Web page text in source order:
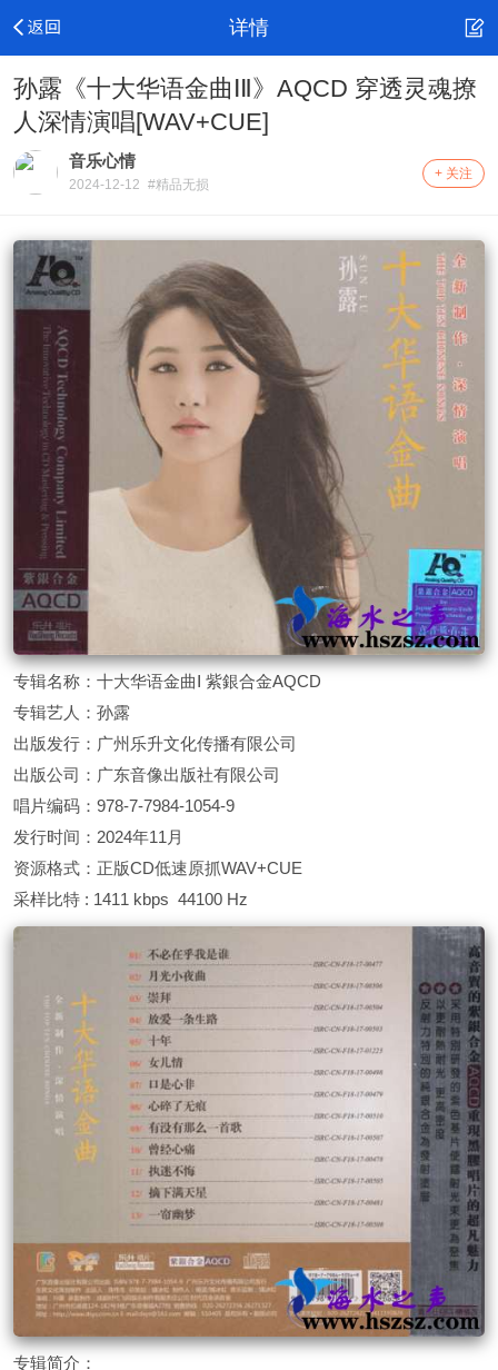
详情
孙露《十大华语金曲ⅠⅡ》AQCD 穿透灵魂撩
人深情演唱[WAV+CUE]
音乐心情
2024-12-12 #精品无损
+ 关注
专辑名称：十大华语金曲Ⅰ 紫銀合金AQCD
专辑艺人：孙露
出版发行：广州乐升文化传播有限公司
出版公司：广东音像出版社有限公司
唱片编码：978-7-7984-1054-9
发行时间：2024年11月
资源格式：正版CD低速原抓WAV+CUE
采样比特 : 1411 kbps 44100 Hz
专辑简介：